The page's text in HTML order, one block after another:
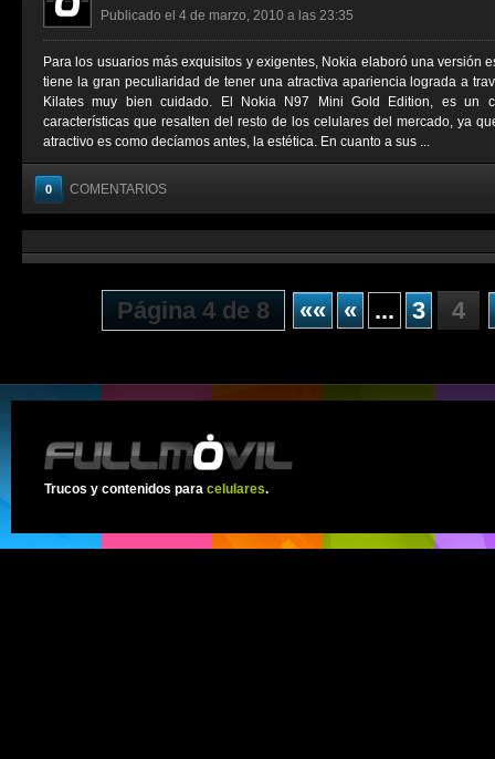
Publicado el 4 de marzo, 2010 a las 23:35
Para los usuarios más exquisitos y exigentes, Nokia elaboró una versión
tiene la gran peculiaridad de tener una atractiva apariencia lograda a
Kilates muy bien cuidado. El Nokia N97 Mini Gold Edition, es un
características que resalten del resto de los celulares del mercado, ya
atractivo es como decíamos antes, la estética. En cuanto a sus ...
0 COMENTARIOS
Página 4 de 8 «« « ... 3 4
Trucos y contenidos para celulares.